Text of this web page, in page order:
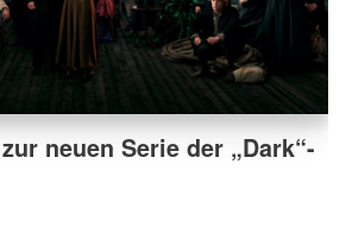
neuen Serie der „Dark“-